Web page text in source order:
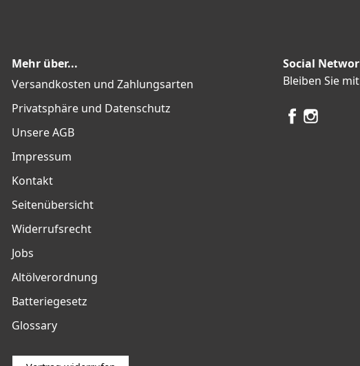
Mehr über...
Versandkosten und Zahlungsarten
Privatsphäre und Datenschutz
Unsere AGB
Impressum
Kontakt
Seitenübersicht
Widerrufsrecht
Jobs
Altölverordnung
Batteriegesetz
Glossary
Social
Bleiben Sie